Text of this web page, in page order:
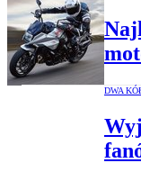
DWA